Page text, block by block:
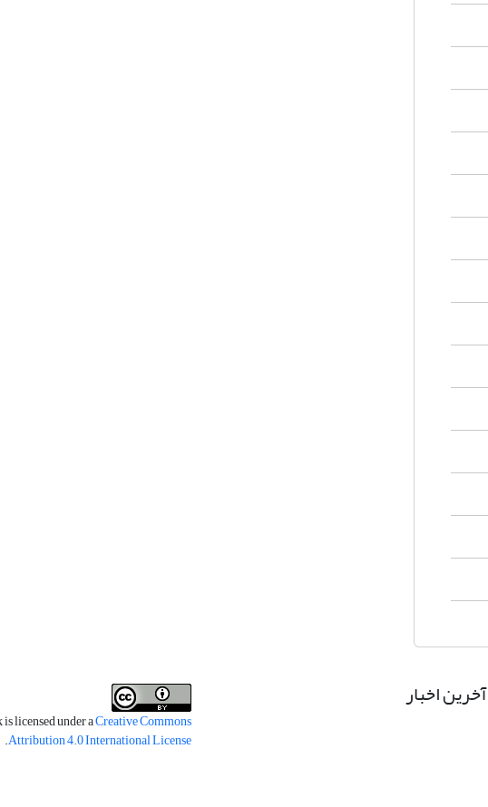
آخرین اخبار
licensed under aCreative Commons
Attribution 4.0 International License
.